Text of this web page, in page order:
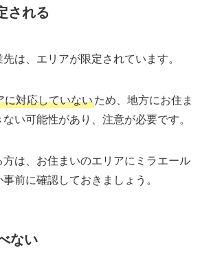
される
は、エリアが限定されています。
に対応していないため、地方にお住ま
い可能性があり、注意が必要です。
は、お住まいのエリアにミラエール
前に確認しておきましょう。
ない